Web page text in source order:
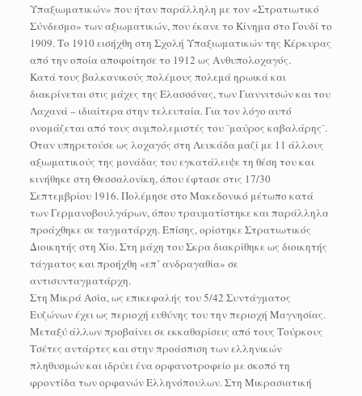
Υπαξιωματικών» που ήταν παράλληλη με τον «Στρατιωτικό
Σύνδεσμο» των αξιωματικών, που έκανε το Κίνημα στο Γουδί το
1909. Το 1910 εισήχθη στη Σχολή Υπαξιωματικών της Κέρκυρας
από την οποία αποφοίτησε το 1912 ως Ανθυπολοχαγός.
Κατά τους βαλκανικούς πολέμους πολεμά ηρωικά και
διακρίνεται στις μάχες της Ελασσόνας, των Γιαννιτσών και του
Λαχανά – ιδιαίτερα στην τελευταία. Για τον λόγο αυτό
ονομάζεται από τους συμπολεμιστές του ¨μαύρος καβαλάρης¨.
Όταν υπηρετούσε ως λοχαγός στη Λευκάδα μαζί με 11 άλλους
αξιωματικούς της μονάδας του εγκατάλειψε τη θέση του και
κινήθηκε στη Θεσσαλονίκη, όπου έφτασε στις 17/30
Σεπτεμβρίου 1916. Πολέμησε στο Μακεδονικό μέτωπο κατά
των Γερμανοβουλγάρων, όπου τραυματίστηκε και παράλληλα
προάχθηκε σε ταγματάρχη. Επίσης, ορίστηκε Στρατιωτικός
Διοικητής στη Χίο. Στη μάχη του Σκρα διακρίθηκε ως διοικητής
τάγματος και προήχθη «επ’ ανδραγαθία» σε
αντισυνταγματάρχη.
Στη Μικρά Ασία, ως επικεφαλής του 5/42 Συντάγματος
Ευζώνων έχει ως περιοχή ευθύνης του την περιοχή Μαγνησίας.
Μεταξύ άλλων προβαίνει σε εκκαθαρίσεις από τους Τούρκους
Τσέτες αντάρτες και στην προάσπιση των ελληνικών
πληθυσμών και ιδρύει ένα ορφανοτροφείο με σκοπό τη
φροντίδα των ορφανών Ελληνόπουλων. Στη Μικρασιατική